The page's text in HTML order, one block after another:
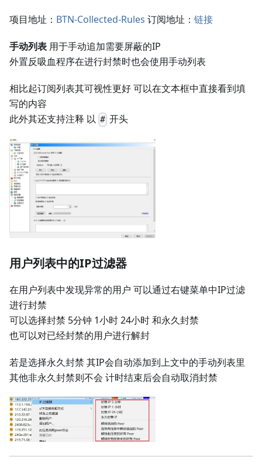
项目地址： BTN-Collected-Rules 订阅地址： 链接
手动列表 用于手动追加需要屏蔽的IP
外置反吸血程序在进行封禁时也会使用手动列表
相比起订阅列表其可视性更好 可以在文本框中直接看到填
写的内容
此外其还支持注释 以 # 开头
用户列表中的IP过滤器
在用户列表中发现异常的用户 可以通过右键菜单中IP过滤
进行封禁
可以选择封禁 5分钟 1小时 24小时 和永久封禁
也可以对已经封禁的用户进行解封
若是选择永久封禁 其IP会自动添加到上文中的手动列表里
其他非永久封禁则不会 计时结束后会自动取消封禁